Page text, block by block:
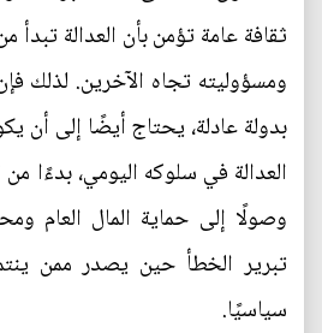
ثقافة عامة تؤمن بأن العدالة تبدأ
ومسؤوليته تجاه الآخرين. لذلك
بدولة عادلة، يحتاج أيضًا إلى أن
العدالة في سلوكه اليومي، بدءًا من
وصولًا إلى حماية المال العام
تبرير الخطأ حين يصدر ممن
سياسيًا.